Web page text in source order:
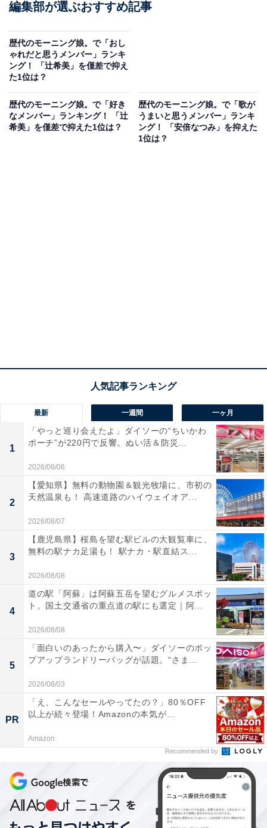
編集部が選ぶおすすめ記事
歴代のモーニング娘。で「おし
ゃれだと思うメンバー」ランキ
ング！ 「辻希美」を僅差で抑え
た1位は？
歴代のモーニング娘。で「好き
なメンバー」ランキング！ 「辻
希美」を僅差で抑えた1位は？
歴代のモーニング娘。で「歌が
うまいと思うメンバー」ランキ
ング！ 「安倍なつみ」を抑えた
1位は？
最新 一週間 一ヶ月
1
「やっと巡り会えたよ」ダイソーの“ちいかわ
ポーチ”が220円で反響。ぬい活＆防災...
2026/08/06
2
【愛知県】無料の動物園＆観光牧場に、市初の
天然温泉も！ 高速道路のハイウェイオア...
2026/08/07
3
【鹿児島県】桜島を望む駅ビルの大観覧車に、
無料の駅ナカ足湯も！ 駅ナカ・駅直結ス...
2026/08/08
4
道の駅「阿蘇」は阿蘇五岳を望むグルメスポッ
ト。国土交通省の重点道の駅にも選定｜阿...
2026/08/08
5
「面白いのあったから購入〜」ダイソーのポッ
プアップランドリーバッグが話題。“さま...
2026/08/03
PR
「え、こんなセールやってたの？」80％OFF
以上が続々登場！Amazonの本気が...
Amazon
Recommended by